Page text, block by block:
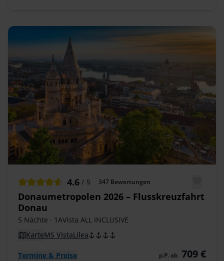
4.6 / 5 347 Bewertungen
Donaumetropolen 2026 – Flusskreuzfahrt
Donau
5 Nächte · 1AVista ALL INCLUSIVE
KarteMS VistaLilea
Termine & Preise p.P. ab 709 €